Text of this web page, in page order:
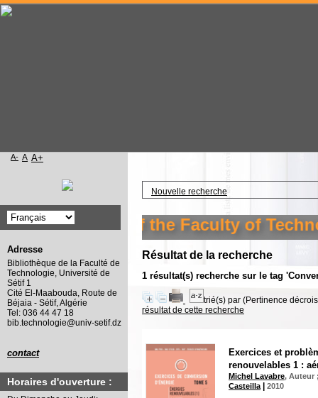
Nouvelle recherche
to the library of the Faculty of
Résultat de la recherche
1 résultat(s) recherche sur le tag
trié(s) par (Pertinence
résultat de cette recherche
Exercices et
renouvelables 1 :
Michel Lavabre, Auteur
Casteilla|2010
Accueil
A- A A+
Adresse
Bibliothèque de la Faculté de
Technologie, Université de
Sétif 1
Cité El-Maabouda, Route de
Béjaia - Sétif, Algérie
Tel: 036 44 47 18
bib.technologie@univ-setif.dz
contact
Horaires d'ouverture :